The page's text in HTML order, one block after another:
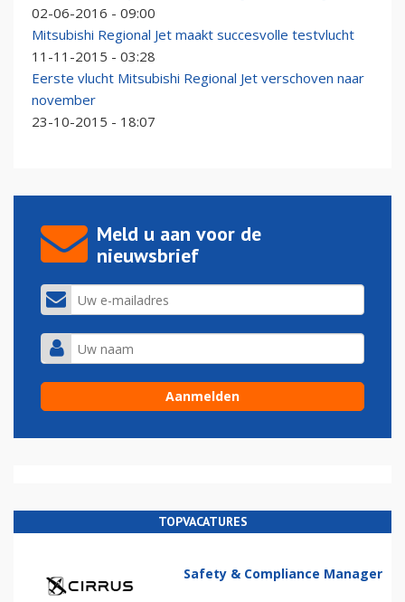
02-06-2016 - 09:00
Mitsubishi Regional Jet maakt succesvolle testvlucht
11-11-2015 - 03:28
Eerste vlucht Mitsubishi Regional Jet verschoven naar
november
23-10-2015 - 18:07
Meld u aan voor de
nieuwsbrief
TOPVACATURES
Safety & Compliance Manager